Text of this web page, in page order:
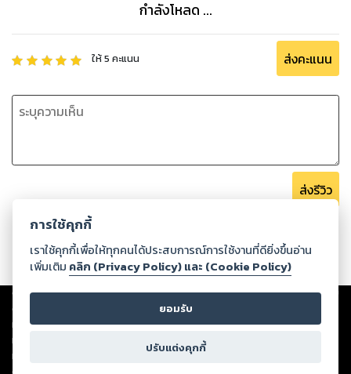
กำลังโหลด ...
ให้5 คะแนน ส่งคะแนน
ส่งรีวิว
Copyright ©2026Storylog Co., Ltd. - สตอรี่ล็อกขอสงวนสิทธิ์ไม่รับผิดชอบ
ต่อผลงานหรือเนื้อหาใดที่อัปโหลดผ่านเว็บไซต์และปรากฏว่าละเมิดสิทธิใน
ทรัพย์สินทางปัญญาของบุคคลอื่นหรือขัดต่อกฎหมายและศีลธรรม ดังนั้น ผู้อ่าน
ทุกท่านโปรดใช้วิจารณญาณในการกลั่นกรองด้วยตนเอง และหากท่านพบว่าส่วน
หนึ่งส่วนใดขัดต่อกฎหมายและศีลธรรม กรุณาแจ้งมายังบริษัท เพื่อทีมงานจะได้
ดำเนินการในทันที ทั้งนี้ ทางสตอรี่ล็อกขอสงวนลิขสิทธิ์ตามพระราชบัญญัติ
การใช้คุกกี้
เราใช้คุกกี้เพื่อให้ทุกคนได้ประสบการณ์การใช้งานที่ดียิ่งขึ้นอ่าน
เพิ่มเติม คลิก (Privacy Policy) และ (Cookie Policy)
ยอมรับ
ปรับแต่งคุกกี้